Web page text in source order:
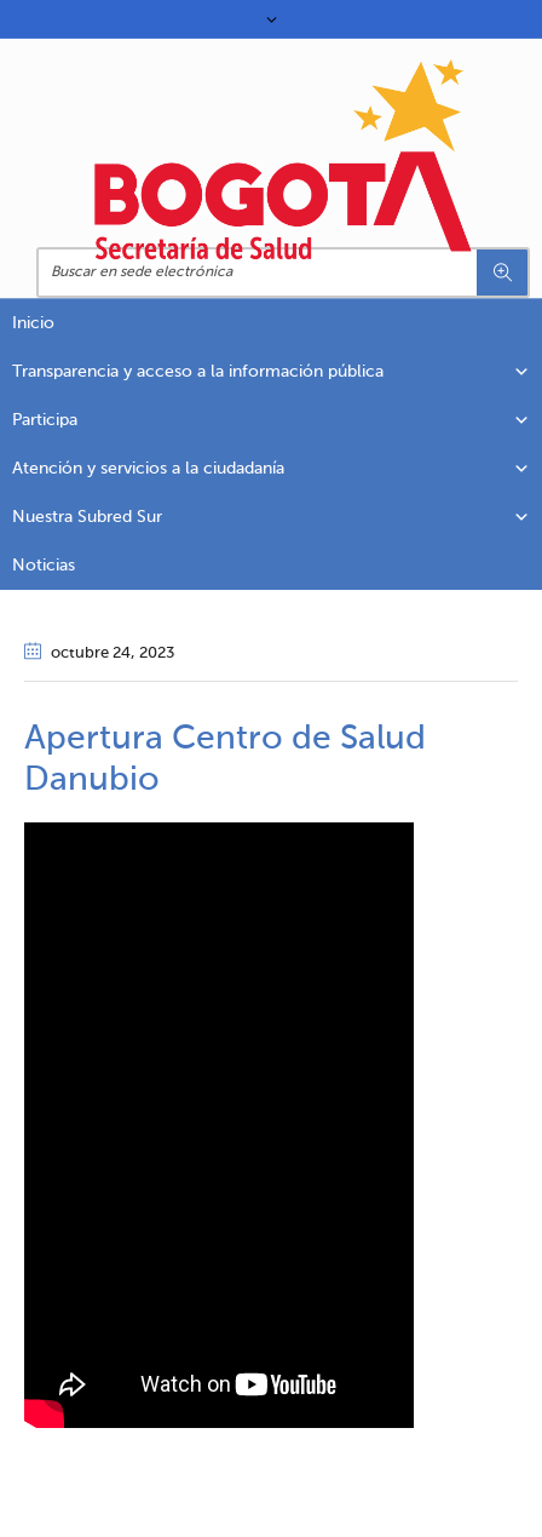
Inicio
Transparencia y acceso a la información pública
Participa
Atención y servicios a la ciudadanía
Nuestra Subred Sur
Noticias
octubre 24, 2023
Apertura Centro de Salud
Danubio